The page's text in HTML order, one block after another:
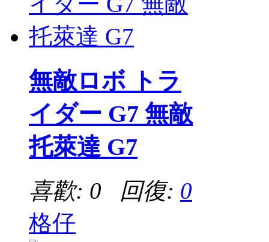
無敵ロボ トラ
イダー G7 無敵
托萊達 G7
喜歡: 0 回復: 0
格仔